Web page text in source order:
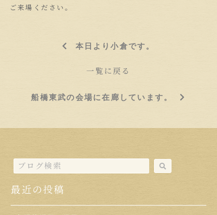
ご来場ください。
本日より小倉です。
一覧に戻る
船橋東武の会場に在廊しています。
最近の投稿